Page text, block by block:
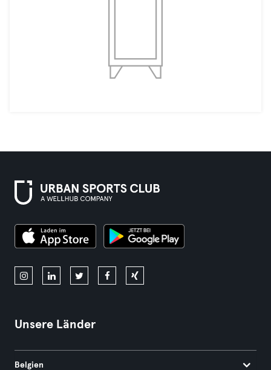
Unsere Länder
Belgien